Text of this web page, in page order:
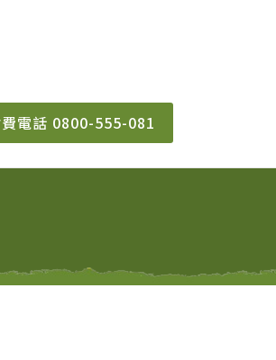
電話 0800-555-081